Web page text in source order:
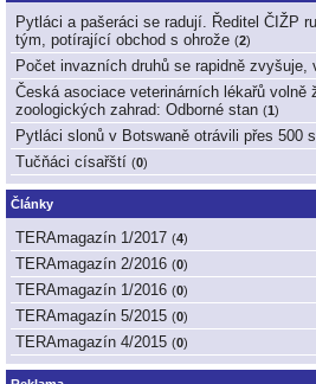
Pytláci a pašeráci se radují. Ředitel ČIŽP
tým, potírající obchod s ohrože (2)
Počet invazních druhů se rapidně zvyšuje,
Česká asociace veterinárních lékařů
zoologických zahrad: Odborné stan (1 )
Pytláci slonů v Botswaně otrávili přes 500
Tučňáci císařští (0)
Články
TERAmagazín 1/2017 (4)
TERAmagazín 2/2016 (0)
TERAmagazín 1/2016 (0)
TERAmagazín 5/2015 (0)
TERAmagazín 4/2015 (0)